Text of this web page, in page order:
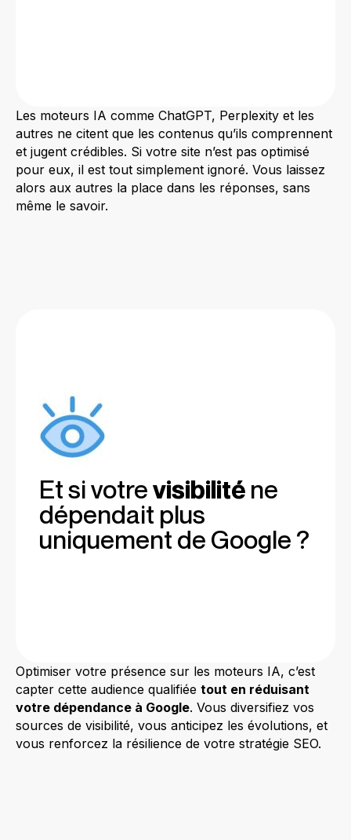
Les moteurs IA comme ChatGPT, Perplexity et les
autres ne citent que les contenus qu’ils comprennent
et jugent crédibles. Si votre site n’est pas optimisé
pour eux, il est tout simplement ignoré. Vous laissez
alors aux autres la place dans les réponses, sans
même le savoir.
Et si votrevisibilité ne
dépendait plus
uniquement de Google ?
Optimiser votre présence sur les moteurs IA, c’est
capter cette audience qualifiée tout en réduisant
votre dépendance à Google. Vous diversifiez vos
sources de visibilité, vous anticipez les évolutions, et
vous renforcez la résilience de votre stratégie SEO.